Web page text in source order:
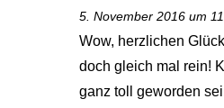
5. November 2016 um
Wow, herzlichen
doch gleich mal rein!
ganz toll geworden